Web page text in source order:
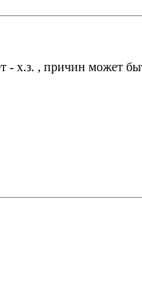
- х.з. , причин может